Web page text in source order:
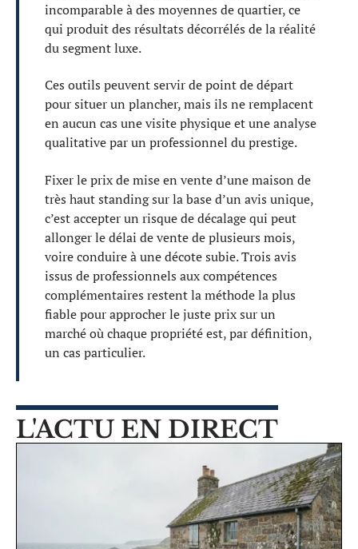
incomparable à des moyennes de quartier, ce
qui produit des résultats décorrélés de la réalité
du segment luxe.
Ces outils peuvent servir de point de départ
pour situer un plancher, mais ils ne remplacent
en aucun cas une visite physique et une analyse
qualitative par un professionnel du prestige.
Fixer le prix de mise en vente d’une maison de
très haut standing sur la base d’un avis unique,
c’est accepter un risque de décalage qui peut
allonger le délai de vente de plusieurs mois,
voire conduire à une décote subie. Trois avis
issus de professionnels aux compétences
complémentaires restent la méthode la plus
fiable pour approcher le juste prix sur un
marché où chaque propriété est, par définition,
un cas particulier.
L'ACTU EN DIRECT